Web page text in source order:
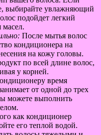
выбирайте увлажняющий
подойдет легкий
масел.
После мытья волос
кондиционера на
на кожу головы.
по всей длине волос,
у корней.
время
от одной до трех
можете выполнить
как кондиционер
его теплой водой.